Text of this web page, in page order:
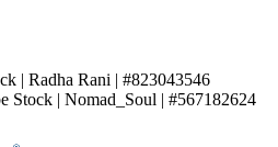
| Radha Rani | #823043546
Stock | Nomad_Soul | #567182624